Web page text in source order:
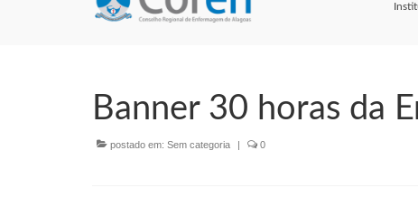
Banner 30 horas da
postado em: Sem categoria | 0